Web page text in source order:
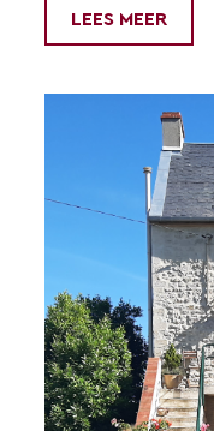
Vanaf de ruime
Verder is er een
Je kan hier
Stuur
LEES MEER